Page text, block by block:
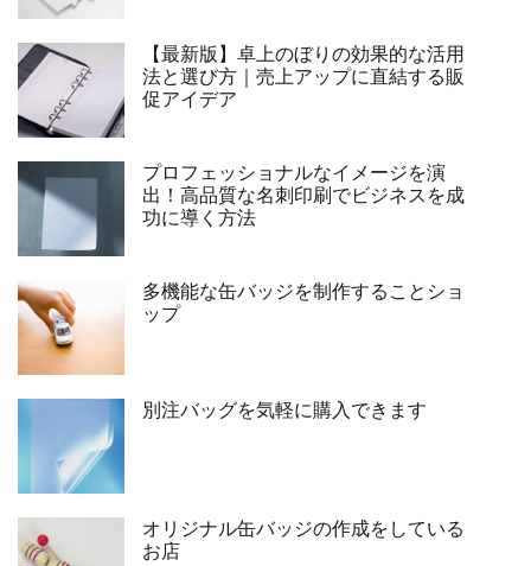
【最新版】卓上のぼりの効果的な活用
法と選び方｜売上アップに直結する販
促アイデア
プロフェッショナルなイメージを演
出！高品質な名刺印刷でビジネスを成
功に導く方法
多機能な缶バッジを制作することショ
ップ
別注バッグを気軽に購入できます
オリジナル缶バッジの作成をしている
お店